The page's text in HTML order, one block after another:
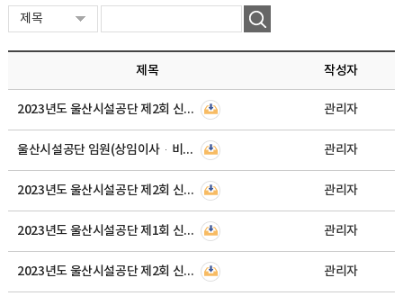
제목 작성자
2023년도 울산시설공단 제2회 신규직원 채용 필기시험 합격자 및 면접(체력)시험 실시공고 관리자
울산시설공단 임원(상임이사·비상임이사) 공개모집 공고 관리자
2023년도 울산시설공단 제2회 신규직원 채용 서류심사 합격자 및 필기시험 공고 관리자
2023년도 울산시설공단 제1회 신규직원(수의사) 채용 최종합격자 공고 관리자
2023년도 울산시설공단 제2회 신규직원(장사, 수상안전) 채용 공고 관리자